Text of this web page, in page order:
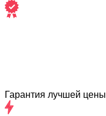
Гарантия лучшей цены